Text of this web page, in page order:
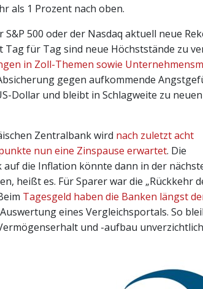
als 1 Prozent nach oben.
500 oder der Nasdaq aktuell neue
für Tag sind neue Höchststände zu
in Zoll-Themen sowie
gegen aufkommende
Dollar und bleibt in Schlagweite zu neuen
Zentralbank wird nach zuletzt acht
nun eine Zinspause erwartet. Die
die Inflation könnte dann in der
heißt es. Für Sparer war die „Rückkehr
Tagesgeld haben die Banken längst
eines Vergleichsportals. So
und -aufbau